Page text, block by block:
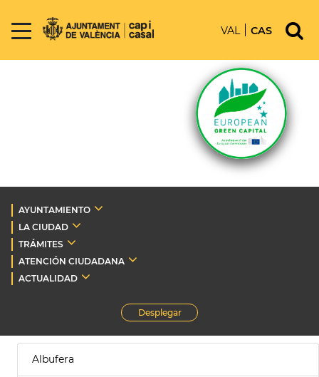
VAL CAS
AYUNTAMIENTO
LA CIUDAD
TRÁMITES
ATENCIÓN CIUDADANA
ACTUALIDAD
Desplegar
Albufera